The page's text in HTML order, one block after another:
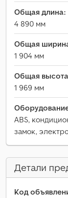
Общая длина:
4 890 мм
Общая
1 904 мм
Общая
1 969 мм
ABS,
замок,
Детали
Код